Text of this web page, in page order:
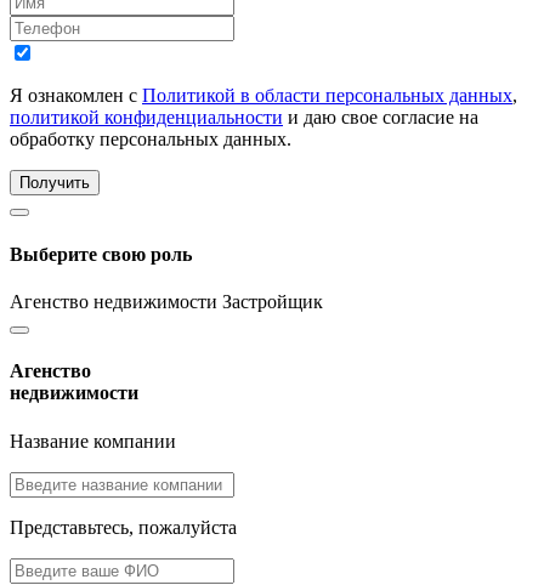
Я ознакомлен с Политикой в области персональных данных,
политикой конфиденциальности и даю свое согласие на
обработку персональных данных.
Получить
Выберите свою роль
Агенство недвижимости Застройщик
Агенство
недвижимости
Название компании
Представьтесь, пожалуйста